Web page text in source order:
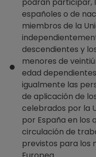
españoles o de
miembros de la
descendientes y
menores de
edad
igualmente las
de aplicación de
celebrados por la
por España en los
circulación de
previstos para los